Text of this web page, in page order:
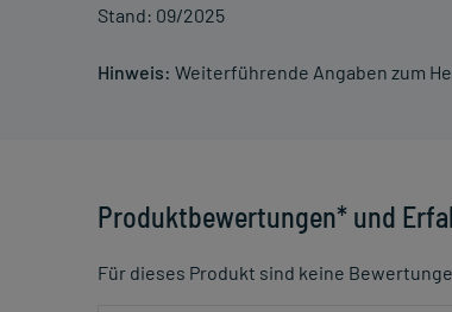
Stand: 09/2025
Hinweis: Weiterführende Angaben zum
Produktbewertungen* und
Für dieses Produkt sind keine